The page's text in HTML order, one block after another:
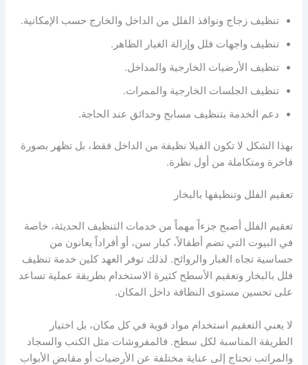
تنظيف زجاج ونوافذ الفلل من الداخل والخارج حسب الإمكانية.
تنظيف واجهات فلل وإزالة الغبار الظاهر.
تنظيف الأرضيات الخارجية والمداخل.
تنظيف الجلسات الخارجية والممرات.
دعم الخدمة بتنظيف مسابح وحدائق عند الحاجة.
بهذا الشكل لا تكون الفيلا نظيفة من الداخل فقط، بل تظهر بصورة
فاخرة ومتكاملة من أول نظرة.
تعقيم الفلل وتنظيفها بالبخار
تعقيم الفلل أصبح جزءاً مهماً من خدمات التنظيف الحديثة، خاصة
في البيوت التي تضم أطفالاً، كبار سن، أو أفراداً يعانون من
حساسية تجاه الغبار والروائح. لذلك توفر العهد كلين خدمة تنظيف
فلل بالبخار وتعقيم الأسطح كثيرة الاستخدام بطريقة عملية تساعد
على تحسين مستوى النظافة داخل المكان.
لا يعني التعقيم استخدام مواد قوية في كل مكان، بل اختيار
الطريقة المناسبة لكل سطح. فالمفروشات مثل الكنب والسجاد
والمراتب تحتاج إلى عناية مختلفة عن الأرضيات أو مقابض الأبواب